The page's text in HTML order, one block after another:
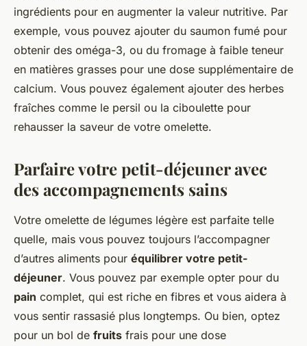
ingrédients pour en augmenter la valeur nutritive. Par
exemple, vous pouvez ajouter du saumon fumé pour
obtenir des oméga-3, ou du fromage à faible teneur
en matières grasses pour une dose supplémentaire de
calcium. Vous pouvez également ajouter des herbes
fraîches comme le persil ou la ciboulette pour
rehausser la saveur de votre omelette.
Parfaire votre petit-déjeuner avec
des accompagnements sains
Votre omelette de légumes légère est parfaite telle
quelle, mais vous pouvez toujours l’accompagner
d’autres aliments pour équilibrer votre petit-
déjeuner. Vous pouvez par exemple opter pour du
pain complet, qui est riche en fibres et vous aidera à
vous sentir rassasié plus longtemps. Ou bien, optez
pour un bol de fruits frais pour une dose